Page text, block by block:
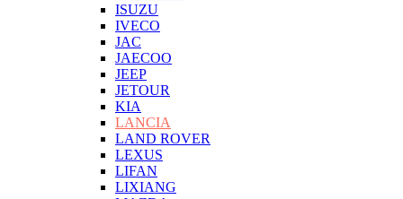
ISUZU
IVECO
JAC
JAECOO
JEEP
JETOUR
KIA
LANCIA
LAND ROVER
LEXUS
LIFAN
LIXIANG